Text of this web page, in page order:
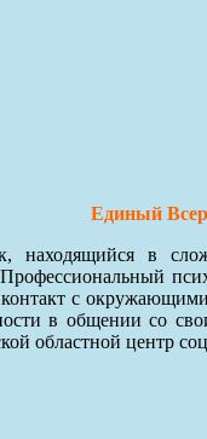
Единый
находящийся в
с
в общении со
областной центр